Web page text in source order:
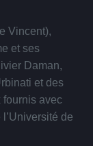
Vincent),
et ses
Daman,
et des
fournis avec
de